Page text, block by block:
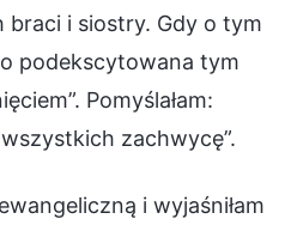
braci i siostry. Gdy o tym
podekscytowana tym
Pomyślałam:
zachwycę”.
i wyjaśniłam